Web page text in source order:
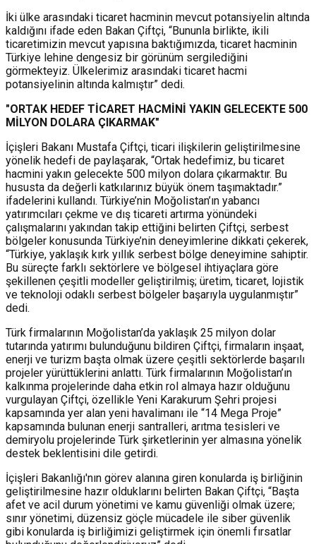
İki ülke arasındaki ticaret hacminin mevcut potansiyelin altında
kaldığını ifade eden Bakan Çiftçi, “Bununla birlikte, ikili
ticaretimizin mevcut yapısına baktığımızda, ticaret hacminin
Türkiye lehine dengesiz bir görünüm sergilediğini
görmekteyiz. Ülkelerimiz arasındaki ticaret hacmi
potansiyelinin altında kalmıştır” dedi.
"ORTAK HEDEF TİCARET HACMİNİ YAKIN GELECEKTE 500
MİLYON DOLARA ÇIKARMAK"
İçişleri Bakanı Mustafa Çiftçi, ticari ilişkilerin geliştirilmesine
yönelik hedefi de paylaşarak, “Ortak hedefimiz, bu ticaret
hacmini yakın gelecekte 500 milyon dolara çıkarmaktır. Bu
hususta da değerli katkılarınız büyük önem taşımaktadır.”
ifadelerini kullandı. Türkiye’nin Moğolistan’ın yabancı
yatırımcıları çekme ve dış ticareti artırma yönündeki
çalışmalarını yakından takip ettiğini belirten Çiftçi, serbest
bölgeler konusunda Türkiye’nin deneyimlerine dikkati çekerek,
“Türkiye, yaklaşık kırk yıllık serbest bölge deneyimine sahiptir.
Bu süreçte farklı sektörlere ve bölgesel ihtiyaçlara göre
şekillenen çeşitli modeller geliştirilmiş; üretim, ticaret, lojistik
ve teknoloji odaklı serbest bölgeler başarıyla uygulanmıştır”
dedi.
Türk firmalarının Moğolistan’da yaklaşık 25 milyon dolar
tutarında yatırımı bulunduğunu bildiren Çiftçi, firmaların inşaat,
enerji ve turizm başta olmak üzere çeşitli sektörlerde başarılı
projeler yürüttüklerini anlattı. Türk firmalarının Moğolistan’ın
kalkınma projelerinde daha etkin rol almaya hazır olduğunu
vurgulayan Çiftçi, özellikle Yeni Karakurum Şehri projesi
kapsamında yer alan yeni havalimanı ile “14 Mega Proje”
kapsamında bulunan enerji santralleri, arıtma tesisleri ve
demiryolu projelerinde Türk şirketlerinin yer almasına yönelik
destek beklentisini dile getirdi.
İçişleri Bakanlığı'nın görev alanına giren konularda iş birliğinin
geliştirilmesine hazır olduklarını belirten Bakan Çiftçi, “Başta
afet ve acil durum yönetimi ve kamu güvenliği olmak üzere;
sınır yönetimi, düzensiz göçle mücadele ile siber güvenlik
gibi konularda iş birliğimizi geliştirmek için önemli fırsatlar